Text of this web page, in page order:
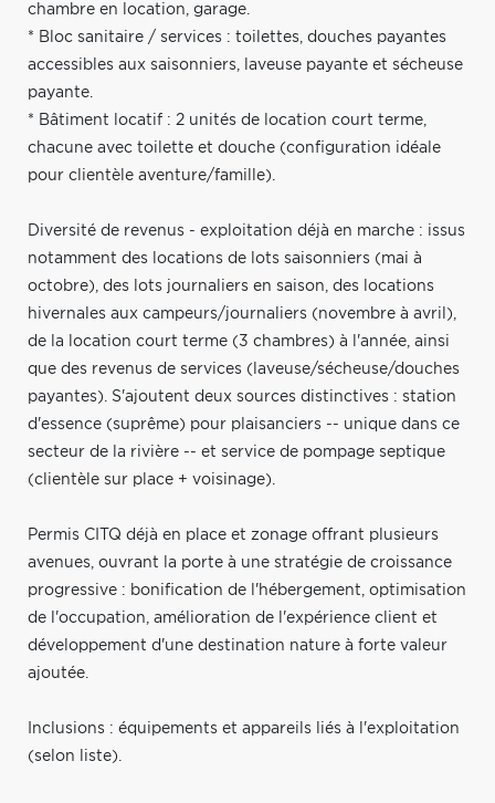
chambre en location, garage.
* Bloc sanitaire / services : toilettes, douches payantes
accessibles aux saisonniers, laveuse payante et sécheuse
payante.
* Bâtiment locatif : 2 unités de location court terme,
chacune avec toilette et douche (configuration idéale
pour clientèle aventure/famille).
Diversité de revenus - exploitation déjà en marche : issus
notamment des locations de lots saisonniers (mai à
octobre), des lots journaliers en saison, des locations
hivernales aux campeurs/journaliers (novembre à avril),
de la location court terme (3 chambres) à l'année, ainsi
que des revenus de services (laveuse/sécheuse/douches
payantes). S'ajoutent deux sources distinctives : station
d'essence (suprême) pour plaisanciers -- unique dans ce
secteur de la rivière -- et service de pompage septique
(clientèle sur place + voisinage).
Permis CITQ déjà en place et zonage offrant plusieurs
avenues, ouvrant la porte à une stratégie de croissance
progressive : bonification de l'hébergement, optimisation
de l'occupation, amélioration de l'expérience client et
développement d'une destination nature à forte valeur
ajoutée.
Inclusions : équipements et appareils liés à l'exploitation
(selon liste).